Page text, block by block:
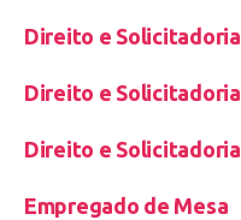
Direito e Solicitadoria
Direito e Solicitadoria
Direito e Solicitadoria
Empregado de Mesa